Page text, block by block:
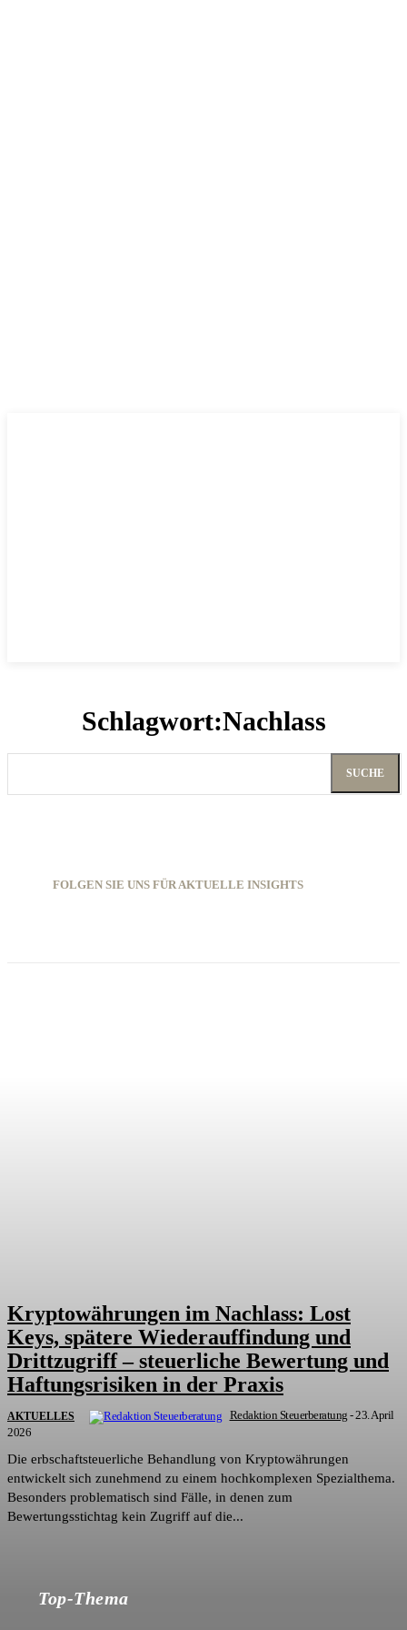
Schlagwort:Nachlass
SUCHE
FOLGEN SIE UNS FÜR AKTUELLE INSIGHTS
Kryptowährungen im Nachlass: Lost
Keys, spätere Wiederauffindung und
Drittzugriff – steuerliche Bewertung und
Haftungsrisiken in der Praxis
AKTUELLES Redaktion Steuerberatung -23. April
2026
Die erbschaftsteuerliche Behandlung von Kryptowährungen
entwickelt sich zunehmend zu einem hochkomplexen Spezialthema.
Besonders problematisch sind Fälle, in denen zum
Bewertungsstichtag kein Zugriff auf die...
Top-Thema